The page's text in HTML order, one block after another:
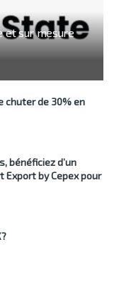
et sur mesure
chuter de 30% en
bénéficiez d’un
Export by Cepex pour